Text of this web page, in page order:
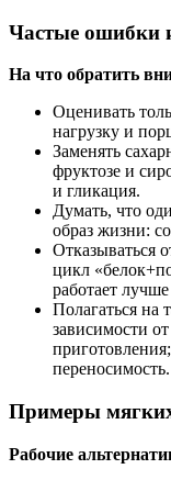
Частые ошибки
На что обратить
Оценивать
нагрузку и
Заменять
фруктозе и
и гликация.
Думать, что
образ жизни:
Отказываться
цикл
работает
Полагаться на
зависимости
переносимость.
Примеры мягких
Рабочие